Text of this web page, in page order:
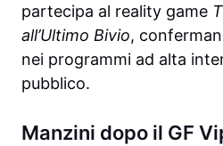
partecipa al reality game
all’Ultimo Bivio,
nei programmi ad alta
pubblico.
Manzini dopo il GF